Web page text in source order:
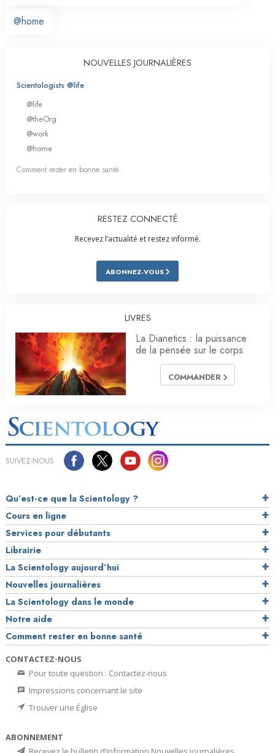
@home
NOUVELLES JOURNALIÈRES
Scientologists @life
@life
@theOrg
@work
@home
Comment rester en bonne santé
RESTEZ CONNECTÉ
Recevez l’actualité et restez informé.
ABONNEZ-VOUS
LIVRES
La Dianetics : la puissance
de la pensée sur le corps
COMMANDER
SUIVEZ-NOUS
Qu’est-ce que la Scientology ?
Cours en ligne
Services pour débutants
Librairie
La Scientology aujourd’hui
Nouvelles journalières
La Scientology dans le monde
Notre aide
Comment rester en bonne santé
CONTACTEZ-NOUS
Pour toute question : Contactez-nous
Impressions concernant le site
Trouver une Église
ABONNEMENT